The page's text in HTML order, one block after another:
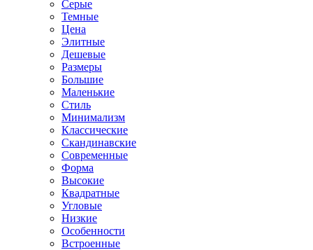
Серые
Темные
Цена
Элитные
Дешевые
Размеры
Большие
Маленькие
Стиль
Минимализм
Классические
Скандинавские
Современные
Форма
Высокие
Квадратные
Угловые
Низкие
Особенности
Встроенные